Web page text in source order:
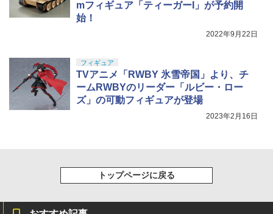
mフィギュア「ティーガーI」が予約開
始！
2022年9月22日
フィギュア
TVアニメ「RWBY 氷雪帝国」より、チ
ームRWBYのリーダー「ルビー・ロー
ズ」の可動フィギュアが登場
2023年2月16日
トップページに戻る